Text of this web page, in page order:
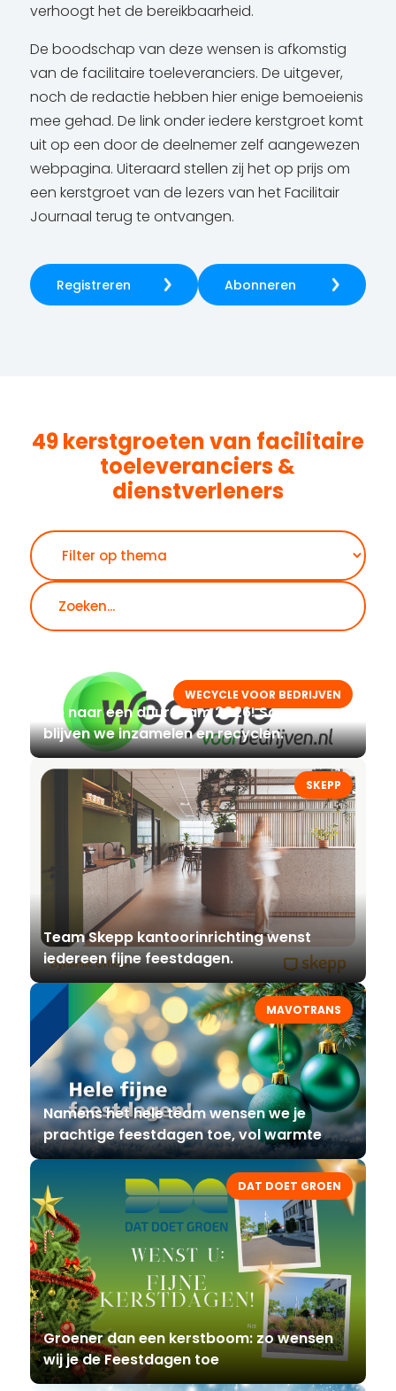
verhoogt het de bereikbaarheid.
De boodschap van deze wensen is afkomstig
van de facilitaire toeleveranciers. De uitgever,
noch de redactie hebben hier enige bemoeienis
mee gehad. De link onder iedere kerstgroet komt
uit op een door de deelnemer zelf aangewezen
webpagina. Uiteraard stellen zij het op prijs om
een kerstgroet van de lezers van het Facilitair
Journaal terug te ontvangen.
Registreren Abonneren
49 kerstgroeten van facilitaire
toeleveranciers &
dienstverleners
WECYCLE VOOR BEDRIJVEN
Op naar een duurzaam 2026! Samen
blijven we inzamelen en recyclen.
SKEPP
Team Skepp kantoorinrichting wenst
iedereen fijne feestdagen.
MAVOTRANS
Namens het hele team wensen we je
prachtige feestdagen toe, vol warmte
DAT DOET GROEN
Groener dan een kerstboom: zo wensen
wij je de Feestdagen toe